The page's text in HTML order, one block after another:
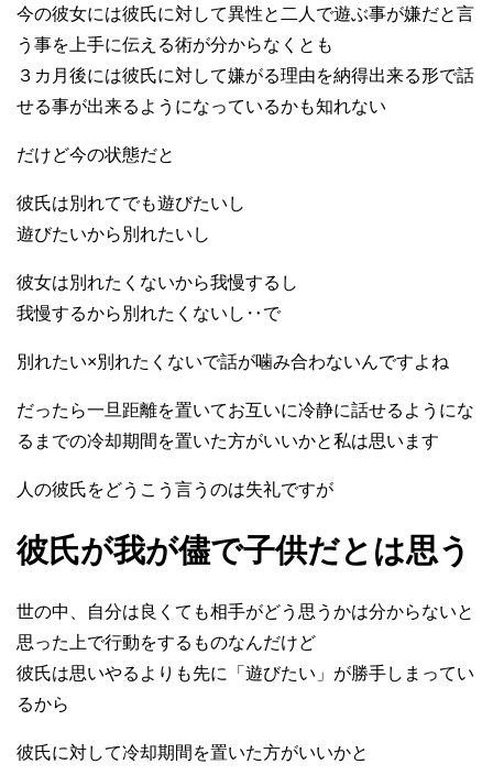
今の彼女には彼氏に対して異性と二人で遊ぶ事が嫌だと言
う事を上手に伝える術が分からなくとも
３カ月後には彼氏に対して嫌がる理由を納得出来る形で話
せる事が出来るようになっているかも知れない
だけど今の状態だと
彼氏は別れてでも遊びたいし
遊びたいから別れたいし
彼女は別れたくないから我慢するし
我慢するから別れたくないし‥で
別れたい×別れたくないで話が噛み合わないんですよね
だったら一旦距離を置いてお互いに冷静に話せるようにな
るまでの冷却期間を置いた方がいいかと私は思います
人の彼氏をどうこう言うのは失礼ですが
彼氏が我が儘で子供だとは思う
世の中、自分は良くても相手がどう思うかは分からないと
思った上で行動をするものなんだけど
彼氏は思いやるよりも先に「遊びたい」が勝手しまってい
るから
彼氏に対して冷却期間を置いた方がいいかと